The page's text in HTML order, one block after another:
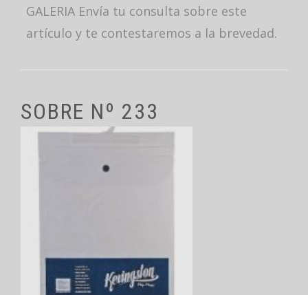
GALERIA Envía tu consulta sobre este
artículo y te contestaremos a la brevedad.
SOBRE Nº 233